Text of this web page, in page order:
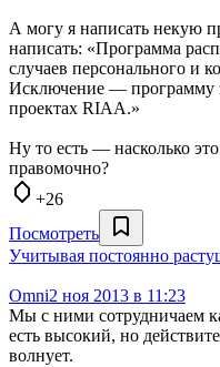
А могу я написать некую
написать: «Программа
случаев персонального и
Исключение — программу
проектах RIAA.»
Ну то есть — насколько
правомочно?
+26
Посмотреть
Учитывая постоянно
Omni2 ноя 2013 в 11:23
Мы с ними сотрудничаем
есть высокий, но
волнует.